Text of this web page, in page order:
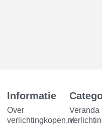
Informatie
Over
verlichtingkopen.nl
Veranda